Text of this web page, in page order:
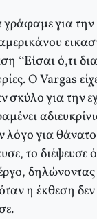
για
“Είσαι ό,τι
Ο Vargas
σκύλο για την
λόγο για
το
η έκθεση δεν